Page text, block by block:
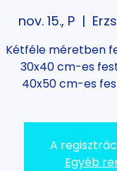
nov. 15., P
  |
Kétféle méretben
30x40 cm-es
40x50 cm-es
A
Egyéb